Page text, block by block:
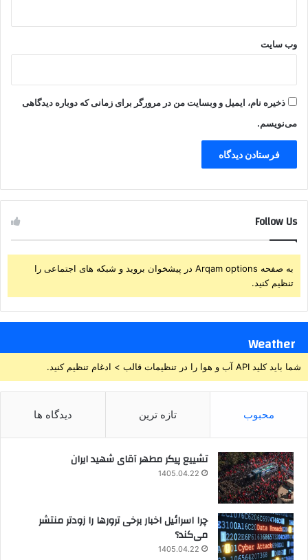
وب‌ سایت
ذخیره نام، ایمیل و وبسایت من در مرورگر برای زمانی که دوباره دیدگاهی
می‌نویسم.
Follow Us
به صفحه Arqam options در پیشخوان بروید و شبکه های اجتماعی را
تنظیم کنید.
Weather
شما باید کلید API آب و هوا را در تنظیمات قالب > ادغام تنظیم کنید.
محبوب تازه ترین دیدگاه ها
تشییع پیکر مطهر آقای شهید ایران
1405.04.22
چرا اسرائیل اخبار برخی ترورها را زودتر منتشر
می‌کند؟
1405.04.22